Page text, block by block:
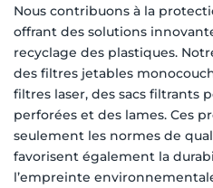
Nous contribuons à la
offrant des solutions
recyclage des plastiques.
des filtres jetables
filtres laser, des sacs filtrants
perforées et des lames. Ces
seulement les normes de
favorisent également la
l’empreinte